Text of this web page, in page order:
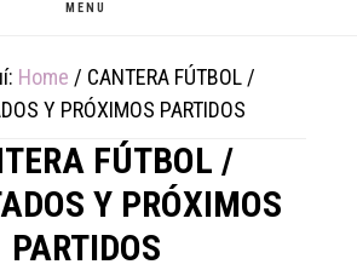
MENU
Home / CANTERA FÚTBOL /
Y PRÓXIMOS PARTIDOS
FÚTBOL /
Y PRÓXIMOS
PARTIDOS